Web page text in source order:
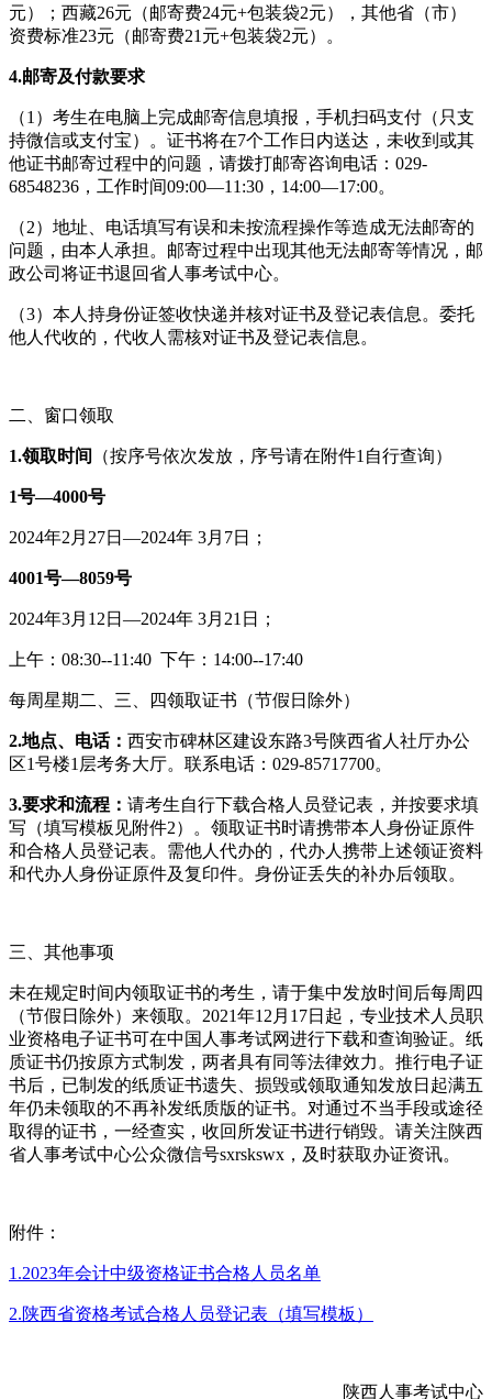
元）；西藏26元（邮寄费24元+包装袋2元），其他省（市）
资费标准23元（邮寄费21元+包装袋2元）。
4.邮寄及付款要求
（1）考生在电脑上完成邮寄信息填报，手机扫码支付（只支
持微信或支付宝）。证书将在7个工作日内送达，未收到或其
他证书邮寄过程中的问题，请拨打邮寄咨询电话：029-
68548236，工作时间09:00—11:30，14:00—17:00。
（2）地址、电话填写有误和未按流程操作等造成无法邮寄的
问题，由本人承担。邮寄过程中出现其他无法邮寄等情况，邮
政公司将证书退回省人事考试中心。
（3）本人持身份证签收快递并核对证书及登记表信息。委托
他人代收的，代收人需核对证书及登记表信息。
二、窗口领取
1.领取时间 （按序号依次发放，序号请在附件1自行查询）
1号—4000号
2024年2月27日—2024年 3月7日；
4001号—8059号
2024年3月12日—2024年 3月21日；
上午：08:30--11:40 下午：14:00--17:40
每周星期二、三、四领取证书（节假日除外）
2.地点、电话： 西安市碑林区建设东路3号陕西省人社厅办公
区1号楼1层考务大厅。联系电话：029-85717700。
3.要求和流程： 请考生自行下载合格人员登记表，并按要求填
写（填写模板见附件2）。领取证书时请携带本人身份证原件
和合格人员登记表。需他人代办的，代办人携带上述领证资料
和代办人身份证原件及复印件。身份证丢失的补办后领取。
三、其他事项
未在规定时间内领取证书的考生，请于集中发放时间后每周四
（节假日除外）来领取。2021年12月17日起，专业技术人员职
业资格电子证书可在中国人事考试网进行下载和查询验证。纸
质证书仍按原方式制发，两者具有同等法律效力。推行电子证
书后，已制发的纸质证书遗失、损毁或领取通知发放日起满五
年仍未领取的不再补发纸质版的证书。对通过不当手段或途径
取得的证书，一经查实，收回所发证书进行销毁。请关注陕西
省人事考试中心公众微信号sxrskswx，及时获取办证资讯。
附件：
1.2023年会计中级资格证书合格人员名单
2.陕西省资格考试合格人员登记表（填写模板）
陕西人事考试中心